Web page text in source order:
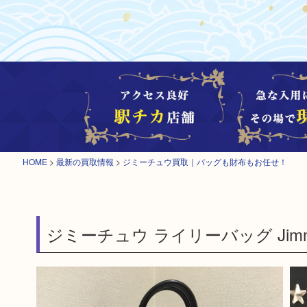
HOME > 最新の買取情報 > ジミーチュウ買取｜バッグも財布もお任せ！
ジミーチュウ ライリーバッグ